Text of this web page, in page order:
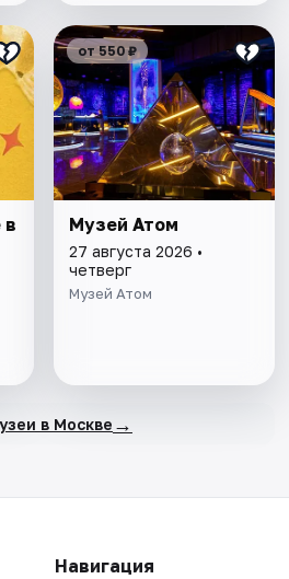
в
от 550 ₽
Музей Атом
27 августа 2026 •
четверг
Музей Атом
в Москве →
Навигация